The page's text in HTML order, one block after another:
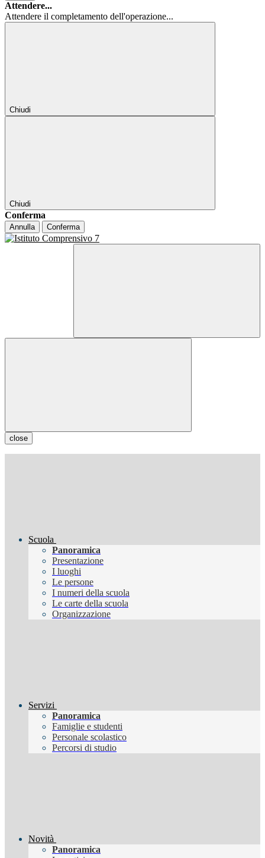
Attendere...
Attendere il completamento dell'operazione...
Chiudi
Chiudi
Conferma
Annulla Conferma
close
Scuola
Panoramica
Presentazione
I luoghi
Le persone
I numeri della scuola
Le carte della scuola
Organizzazione
Servizi
Panoramica
Famiglie e studenti
Personale scolastico
Percorsi di studio
Novità
Panoramica